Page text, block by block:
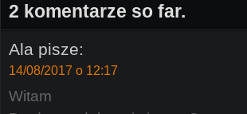
2 komentarze so far.
Ala pisze:
14/08/2017 o 12:17
Witam